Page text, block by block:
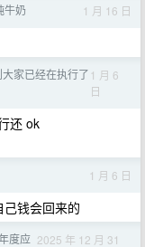
牛奶 1 月 16 日
家已经在执行了 1 月 6
日
还 ok
1 月 6 日
钱会回来的
度应 2025 年 12 月 31